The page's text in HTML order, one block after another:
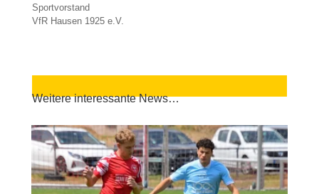
Sportvorstand
VfR Hausen 1925 e.V.
Weitere interessante News…